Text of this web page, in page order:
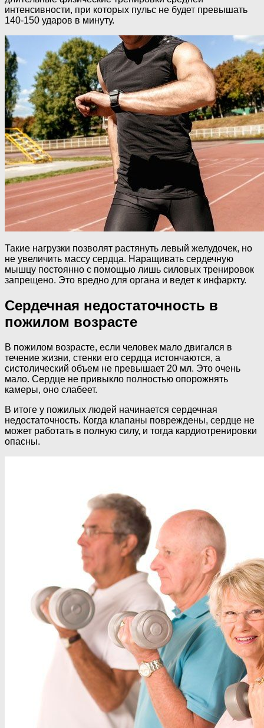
интенсивности, при которых пульс не будет превышать
140-150 ударов в минуту.
Такие нагрузки позволят растянуть левый желудочек, но
не увеличить массу сердца. Наращивать сердечную
мышцу постоянно с помощью лишь силовых тренировок
запрещено. Это вредно для органа и ведет к инфаркту.
Сердечная недостаточность в
пожилом возрасте
В пожилом возрасте, если человек мало двигался в
течение жизни, стенки его сердца истончаются, а
систолический объем не превышает 20 мл. Это очень
мало. Сердце не привыкло полностью опорожнять
камеры, оно слабеет.
В итоге у пожилых людей начинается сердечная
недостаточность. Когда клапаны повреждены, сердце не
может работать в полную силу, и тогда кардиотренировки
опасны.